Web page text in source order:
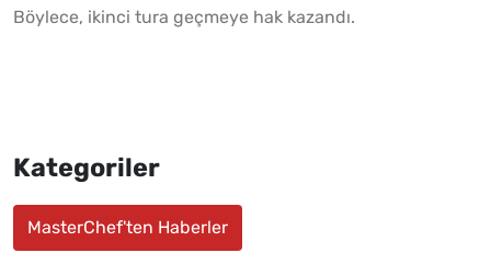
Böylece, ikinci tura geçmeye hak kazandı.
Kategoriler
MasterChef'ten Haberler